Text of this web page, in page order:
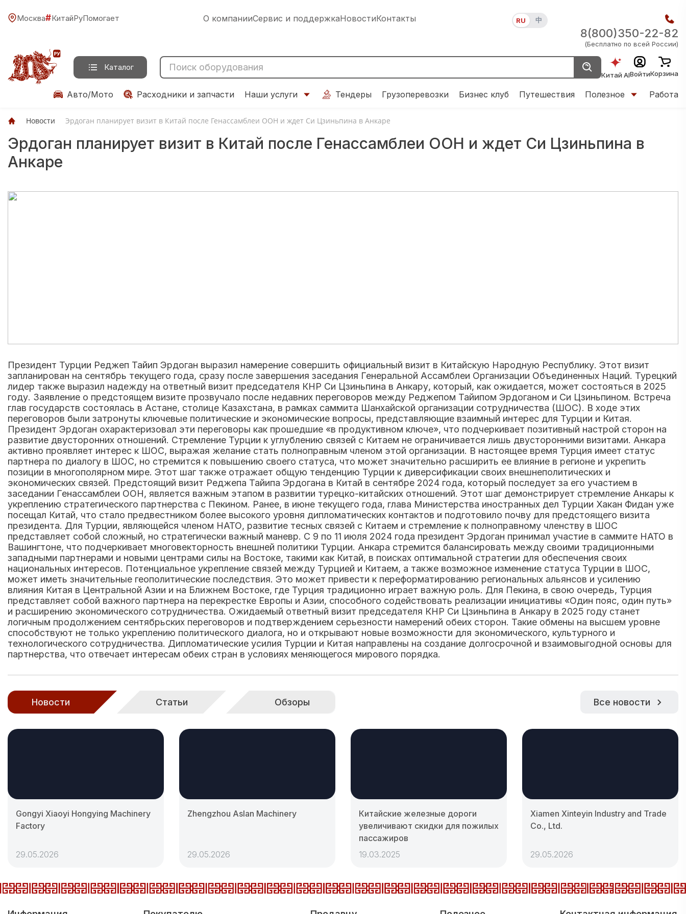
Москва#КитайРуПомогает О компанииСервис и поддержкаНовостиКонтакты RU 中
8(800)350-22-82
(Бесплатно по всей России)
Каталог
Китай AIВойтиКорзина
Авто/Мото Расходники и запчасти Наши услуги Тендеры Грузоперевозки Бизнес клуб Путешествия Полезное Работа
Новости Эрдоган планирует визит в Китай после Генассамблеи ООН и ждет Си Цзиньпина в Анкаре
Эрдоган планирует визит в Китай после Генассамблеи ООН и ждет Си Цзиньпина в
Анкаре
Президент Турции Реджеп Тайип Эрдоган выразил намерение совершить официальный визит в Китайскую Народную Республику. Этот визит
запланирован на сентябрь текущего года, сразу после завершения заседания Генеральной Ассамблеи Организации Объединенных Наций. Турецкий
лидер также выразил надежду на ответный визит председателя КНР Си Цзиньпина в Анкару, который, как ожидается, может состояться в 2025
году. Заявление о предстоящем визите прозвучало после недавних переговоров между Реджепом Тайипом Эрдоганом и Си Цзиньпином. Встреча
глав государств состоялась в Астане, столице Казахстана, в рамках саммита Шанхайской организации сотрудничества (ШОС). В ходе этих
переговоров были затронуты ключевые политические и экономические вопросы, представляющие взаимный интерес для Турции и Китая.
Президент Эрдоган охарактеризовал эти переговоры как прошедшие «в продуктивном ключе», что подчеркивает позитивный настрой сторон на
развитие двусторонних отношений. Стремление Турции к углублению связей с Китаем не ограничивается лишь двусторонними визитами. Анкара
активно проявляет интерес к ШОС, выражая желание стать полноправным членом этой организации. В настоящее время Турция имеет статус
партнера по диалогу в ШОС, но стремится к повышению своего статуса, что может значительно расширить ее влияние в регионе и укрепить
позиции в многополярном мире. Этот шаг также отражает общую тенденцию Турции к диверсификации своих внешнеполитических и
экономических связей. Предстоящий визит Реджепа Тайипа Эрдогана в Китай в сентябре 2024 года, который последует за его участием в
заседании Генассамблеи ООН, является важным этапом в развитии турецко-китайских отношений. Этот шаг демонстрирует стремление Анкары к
укреплению стратегического партнерства с Пекином. Ранее, в июне текущего года, глава Министерства иностранных дел Турции Хакан Фидан уже
посещал Китай, что стало предвестником более высокого уровня дипломатических контактов и подготовило почву для предстоящего визита
президента. Для Турции, являющейся членом НАТО, развитие тесных связей с Китаем и стремление к полноправному членству в ШОС
представляет собой сложный, но стратегически важный маневр. С 9 по 11 июля 2024 года президент Эрдоган принимал участие в саммите НАТО в
Вашингтоне, что подчеркивает многовекторность внешней политики Турции. Анкара стремится балансировать между своими традиционными
западными партнерами и новыми центрами силы на Востоке, такими как Китай, в поисках оптимальной стратегии для обеспечения своих
национальных интересов. Потенциальное укрепление связей между Турцией и Китаем, а также возможное изменение статуса Турции в ШОС,
может иметь значительные геополитические последствия. Это может привести к переформатированию региональных альянсов и усилению
влияния Китая в Центральной Азии и на Ближнем Востоке, где Турция традиционно играет важную роль. Для Пекина, в свою очередь, Турция
представляет собой важного партнера на перекрестке Европы и Азии, способного содействовать реализации инициативы «Один пояс, один путь»
и расширению экономического сотрудничества. Ожидаемый ответный визит председателя КНР Си Цзиньпина в Анкару в 2025 году станет
логичным продолжением сентябрьских переговоров и подтверждением серьезности намерений обеих сторон. Такие обмены на высшем уровне
способствуют не только укреплению политического диалога, но и открывают новые возможности для экономического, культурного и
технологического сотрудничества. Дипломатические усилия Турции и Китая направлены на создание долгосрочной и взаимовыгодной основы для
партнерства, что отвечает интересам обеих стран в условиях меняющегося мирового порядка.
Новости Статьи Обзоры Все новости
Gongyi Xiaoyi Hongying Machinery
Factory
29.05.2026
Zhengzhou Aslan Machinery
29.05.2026
Китайские железные дороги
увеличивают скидки для пожилых
пассажиров
19.03.2025
Xiamen Xinteyin Industry and Trade
Co., Ltd.
29.05.2026